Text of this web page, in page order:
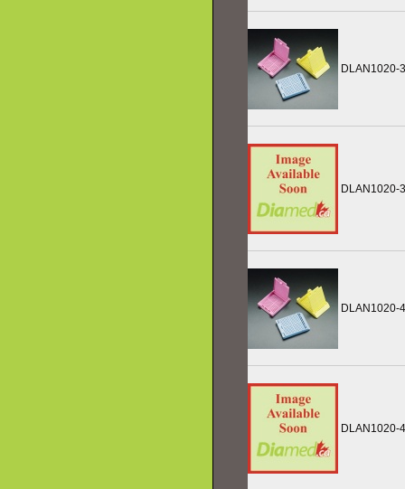
DLAN1020-3
DLAN1020-
DLAN1020-4
DLAN1020-